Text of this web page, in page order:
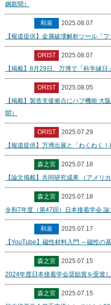
鋼新聞）
和泉
2025.08.07
【報道提供】金属破壊解析ツール「
ORIST
2025.08.07
【掲載】8月29日、万博で「科学縁日
ORIST
2025.08.05
【掲載】製造支援拠点にハブ機能 大
聞）
ORIST
2025.07.29
【報道提供】万博出展と「わくわく
森之宮
2025.07.18
【論文掲載】共同研究成果 （アメリ
森之宮
2025.07.18
令和7年度（第47回）日本接着学会
和泉
2025.07.17
【YouTube】磁性材料入門 ～磁性の
森之宮
2025.07.15
2024年度日本接着学会奨励賞を受賞
森之宮
2025.07.15